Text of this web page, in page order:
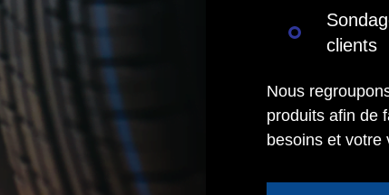
clients
Nous
produits afin de
besoins et votre